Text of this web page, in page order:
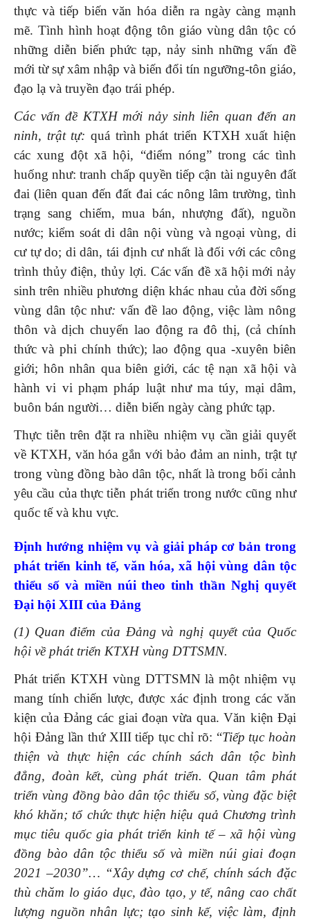
thực và tiếp biến văn hóa diễn ra ngày càng mạnh
mẽ. Tình hình hoạt động tôn giáo vùng dân tộc có
những diễn biến phức tạp, nảy sinh những vấn đề
mới từ sự xâm nhập và biến đổi tín ngưỡng-tôn giáo,
đạo lạ và truyền đạo trái phép.
Các vấn đề KTXH mới nảy sinh liên quan đến an
ninh, trật tự: quá trình phát triển KTXH xuất hiện
các xung đột xã hội, “điểm nóng” trong các tình
huống như: tranh chấp quyền tiếp cận tài nguyên đất
đai (liên quan đến đất đai các nông lâm trường, tình
trạng sang chiếm, mua bán, nhượng đất), nguồn
nước; kiểm soát di dân nội vùng và ngoại vùng, di
cư tự do; di dân, tái định cư nhất là đối với các công
trình thủy điện, thủy lợi. Các vấn đề xã hội mới nảy
sinh trên nhiều phương diện khác nhau của đời sống
vùng dân tộc như:vấn đề lao động, việc làm nông
thôn và dịch chuyển lao động ra đô thị, (cả chính
thức và phi chính thức); lao động qua -xuyên biên
giới; hôn nhân qua biên giới, các tệ nạn xã hội và
hành vi vi phạm pháp luật như ma túy, mại dâm,
buôn bán người… diễn biến ngày càng phức tạp.
Thực tiễn trên đặt ra nhiều nhiệm vụ cần giải quyết
về KTXH, văn hóa gắn với bảo đảm an ninh, trật tự
trong vùng đồng bào dân tộc, nhất là trong bối cảnh
yêu cầu của thực tiễn phát triển trong nước cũng như
quốc tế và khu vực.
Định hướng nhiệm vụ và giải pháp cơ bản trong
phát triển kinh tế, văn hóa, xã hội vùng dân tộc
thiểu số và miền núi theo tinh thần Nghị quyết
Đại hội XIII của Đảng
(1 ) Quan điểm của Đảng và nghị quyết của Quốc
hội về phát triển KTXH vùng DTTSMN.
Phát triển KTXH vùng DTTSMN là một nhiệm vụ
mang tính chiến lược, được xác định trong các văn
kiện của Đảng các giai đoạn vừa qua. Văn kiện Đại
hội Đảng lần thứ XIII tiếp tục chỉ rõ: “Tiếp tục hoàn
thiện và thực hiện các chính sách dân tộc bình
đẳng, đoàn kết, cùng phát triển. Quan tâm phát
triển vùng đồng bào dân tộc thiểu số, vùng đặc biệt
khó khăn; tổ chức thực hiện hiệu quả Chương trình
mục tiêu quốc gia phát triển kinh tế – xã hội vùng
đồng bào dân tộc thiểu số và miền núi giai đoạn
2021–2030”… “Xây dựng cơ chế, chính sách đặc
thù chăm lo giáo dục, đào tạo, y tế, nâng cao chất
lượng nguồn nhân lực; tạo sinh kế, việc làm, định